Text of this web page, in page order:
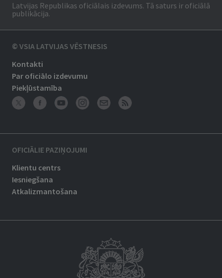
Latvijas Republikas oficiālais izdevums. Tā saturs ir oficiālā
publikācija.
© VSIA LATVIJAS VĒSTNESIS
Kontakti
Par oficiālo izdevumu
Piekļūstamība
OFICIĀLIE PAZIŅOJUMI
Klientu centrs
Iesniegšana
Atkalizmantošana